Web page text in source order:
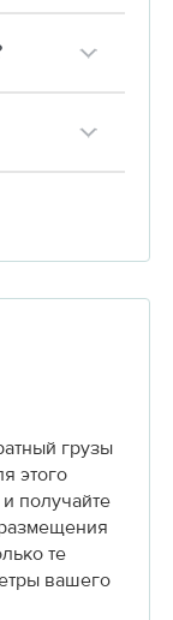
грузы
этого
получайте
те
вашего